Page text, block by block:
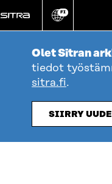
suoraan
sisältöön
Vaihda
kieli
FI
Olet Sitran
tiedot
sitra.fi.
SIIRRY